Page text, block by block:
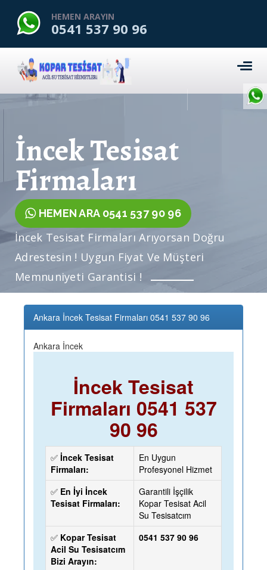
HEMEN ARAYIN
0541 537 90 96
İncek Tesisat
Firmaları
HEMEN ARA 0541 537 90 96
İncek Tesisat Firmaları Arıyorsan Doğru
Adrestesin ! Uygun Fiyat Ve Müşteri
Memnuniyeti Garantisi !
Ankara İncek Tesisat Firmaları 0541 537 90 96
Ankara İncek
İncek Tesisat
Firmaları 0541 537
90 96
✅ İncek Tesisat
Firmaları:
En Uygun
Profesyonel Hizmet
✅ En İyi İncek
Tesisat Firmaları:
Garantili İşçilik
Kopar Tesisat Acil
Su Tesisatcım
✅ Kopar Tesisat
Acil Su Tesisatcım
Bizi Arayın:
0541 537 90 96